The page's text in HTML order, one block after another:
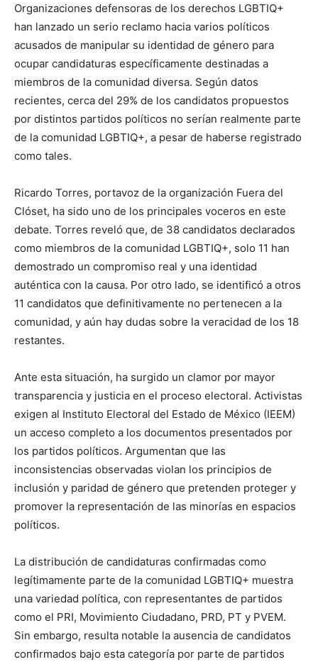
Organizaciones defensoras de los derechos LGBTIQ+
han lanzado un serio reclamo hacia varios políticos
acusados de manipular su identidad de género para
ocupar candidaturas específicamente destinadas a
miembros de la comunidad diversa. Según datos
recientes, cerca del 29% de los candidatos propuestos
por distintos partidos políticos no serían realmente parte
de la comunidad LGBTIQ+, a pesar de haberse registrado
como tales.
Ricardo Torres, portavoz de la organización Fuera del
Clóset, ha sido uno de los principales voceros en este
debate. Torres reveló que, de 38 candidatos declarados
como miembros de la comunidad LGBTIQ+, solo 11 han
demostrado un compromiso real y una identidad
auténtica con la causa. Por otro lado, se identificó a otros
11 candidatos que definitivamente no pertenecen a la
comunidad, y aún hay dudas sobre la veracidad de los 18
restantes.
Ante esta situación, ha surgido un clamor por mayor
transparencia y justicia en el proceso electoral. Activistas
exigen al Instituto Electoral del Estado de México (IEEM)
un acceso completo a los documentos presentados por
los partidos políticos. Argumentan que las
inconsistencias observadas violan los principios de
inclusión y paridad de género que pretenden proteger y
promover la representación de las minorías en espacios
políticos.
La distribución de candidaturas confirmadas como
legítimamente parte de la comunidad LGBTIQ+ muestra
una variedad política, con representantes de partidos
como el PRI, Movimiento Ciudadano, PRD, PT y PVEM.
Sin embargo, resulta notable la ausencia de candidatos
confirmados bajo esta categoría por parte de partidos